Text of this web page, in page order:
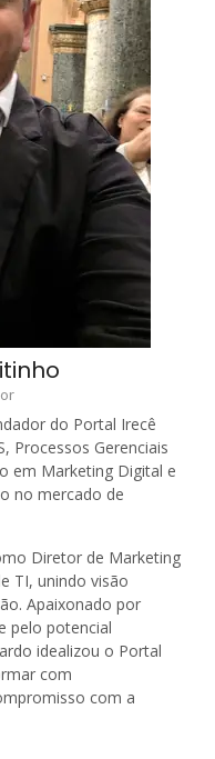
do Portal Irecê
Processos Gerenciais
em Marketing Digital e
no mercado de
Diretor de Marketing
TI, unindo visão
Apaixonado por
pelo potencial
idealizou o Portal
com
com a